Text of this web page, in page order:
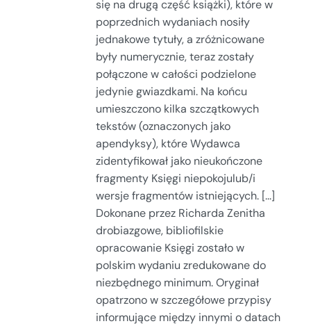
się na drugą część książki), które w
poprzednich wydaniach nosiły
jednakowe tytuły, a zróżnicowane
były numerycznie, teraz zostały
połączone w całości podzielone
jedynie gwiazdkami. Na końcu
umieszczono kilka szczątkowych
tekstów (oznaczonych jako
apendyksy), które Wydawca
zidentyfikował jako nieukończone
fragmenty Księgi niepokojulub/i
wersje fragmentów istniejących. [...]
Dokonane przez Richarda Zenitha
drobiazgowe, bibliofilskie
opracowanie Księgi zostało w
polskim wydaniu zredukowane do
niezbędnego minimum. Oryginał
opatrzono w szczegółowe przypisy
informujące między innymi o datach